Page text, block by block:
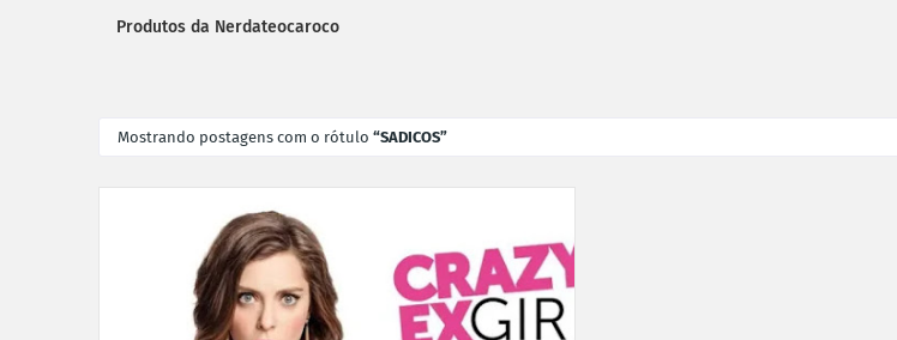
Produtos da Nerdateocaroco
Mostrando postagens com o rótulo SADICOS